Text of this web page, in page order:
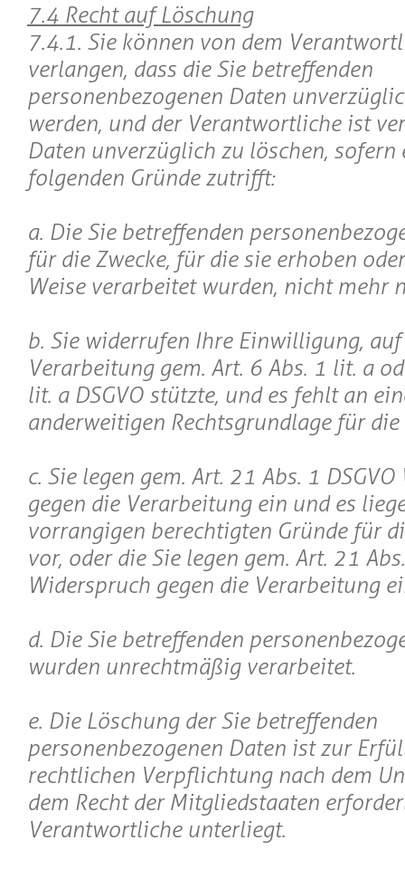
7.4 Recht auf Löschung
7.4.1. Sie können von dem
verlangen, dass die Sie betreffenden
personenbezogenen Daten
werden, und der Verantwortliche ist
Daten unverzüglich zu löschen, sofern
folgenden Gründe zutrifft:
a. Die Sie betreffenden
für die Zwecke, für die sie erhoben
Weise verarbeitet wurden, nicht mehr
b. Sie widerrufen Ihre Einwilligung,
Verarbeitung gem. Art. 6 Abs. 1 lit. a
lit. a DSGVO stützte, und es fehlt an
anderweitigen Rechtsgrundlage für
c. Sie legen gem. Art. 21 Abs. 1
gegen die Verarbeitung ein und es
vorrangigen berechtigten Gründe für
vor, oder die Sie legen gem. Art. 21
Widerspruch gegen die Verarbeitung
d. Die Sie betreffenden
wurden unrechtmäßig verarbeitet.
e. Die Löschung der Sie betreffenden
personenbezogenen Daten ist zur
rechtlichen Verpflichtung nach dem
dem Recht der Mitgliedstaaten
Verantwortliche unterliegt.